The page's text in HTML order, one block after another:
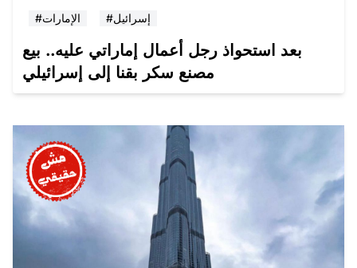
#الإمارات #إسرائيل
بعد استحواذ رجل أعمال إماراتي عليه.. بيع
مصنع سكر بقنا إلى إسرائيلي